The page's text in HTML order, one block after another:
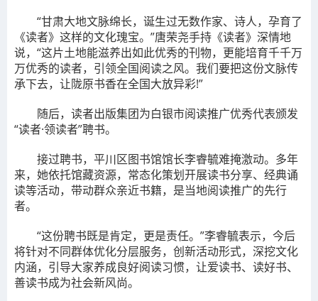
“甘肃大地文脉绵长，诞生过无数作家、诗人，孕育了
《读者》这样的文化瑰宝。”唐荣尧手持《读者》深情地
说，“这片土地能滋养出如此优秀的刊物，更能培育千千万
万优秀的读者，引领全国阅读之风。我们要把这份文脉传
承下去，让陇原书香在全国大放异彩!”
随后，读者出版集团为白银市阅读推广优秀代表颁发
“读者·领读者”聘书。
接过聘书，平川区图书馆馆长李睿毓难掩激动。多年
来，她依托馆藏资源，常态化策划开展读书分享、经典诵
读等活动，带动群众亲近书籍，是当地阅读推广的先行
者。
“这份聘书既是肯定，更是责任。”李睿毓表示，今后
将针对不同群体优化分层服务，创新活动形式，深挖文化
内涵，引导大家养成良好阅读习惯，让爱读书、读好书、
善读书成为社会新风尚。